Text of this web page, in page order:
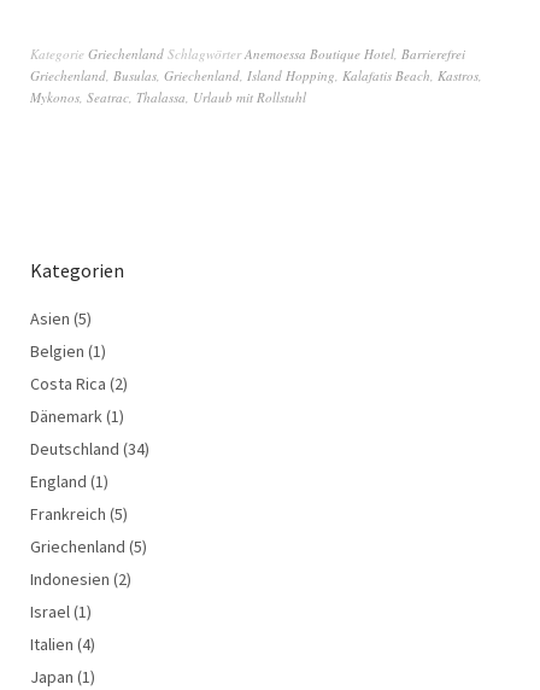
Kategorie Griechenland SchlagwörterAnemoessa Boutique Hotel, Barrierefrei
Griechenland, Busulas, Griechenland, Island Hopping, Kalafatis Beach, Kastros,
Mykonos, Seatrac, Thalassa, Urlaub mit Rollstuhl
Kategorien
Asien (5)
Belgien (1)
Costa Rica (2)
Dänemark(1)
Deutschland (34)
England (1)
Frankreich (5)
Griechenland (5)
Indonesien (2)
Israel(1)
Italien (4)
Japan (1)